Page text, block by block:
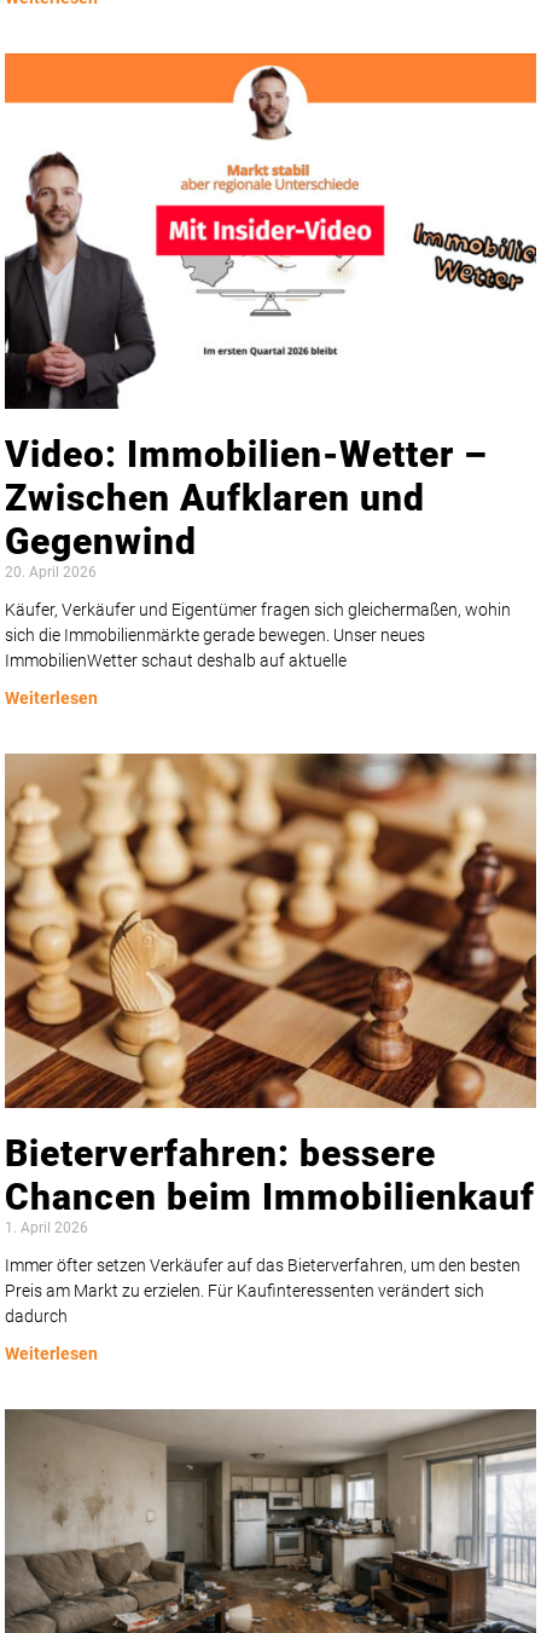
Video: Immobilien-Wetter –
Zwischen Aufklaren und
Gegenwind
20. April 2026
Käufer, Verkäufer und Eigentümer fragen sich gleichermaßen, wohin
sich die Immobilienmärkte gerade bewegen. Unser neues
ImmobilienWetter schaut deshalb auf aktuelle
Weiterlesen
Bieterverfahren: bessere
Chancen beim Immobilienkauf
1. April 2026
Immer öfter setzen Verkäufer auf das Bieterverfahren, um den besten
Preis am Markt zu erzielen. Für Kaufinteressenten verändert sich
dadurch
Weiterlesen